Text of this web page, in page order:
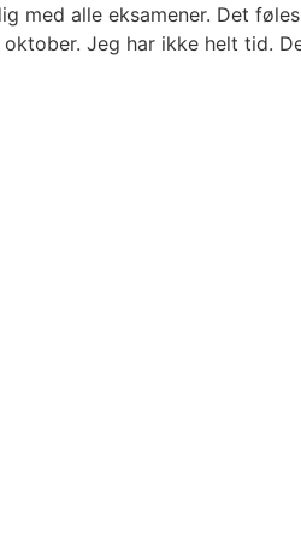
med alle eksamener. Det
Jeg har ikke helt tid.